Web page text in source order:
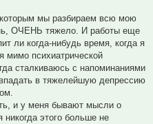
мы разбираем всю мою
ОЧЕНЬ тяжело. И работы еще
ли когда-нибудь время, когда я
мимо психиатрической
сталкиваюсь с напоминаниями
в тяжелейшую депрессию
и у меня бывают мысли о
этого больше не